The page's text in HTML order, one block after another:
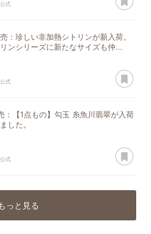
式
：珍しい非加熱シトリンが新入荷。
リンシリーズに新たなサイズも仲...
式
：【1点もの】勾玉 糸魚川翡翠が入荷
した。
式
っと見る